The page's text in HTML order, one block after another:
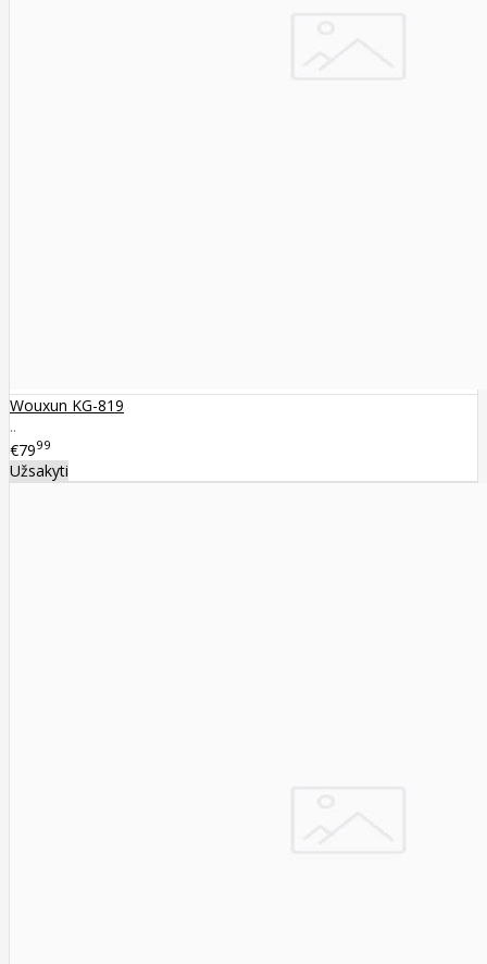
Wouxun KG-819
..
€7999
Užsakyti